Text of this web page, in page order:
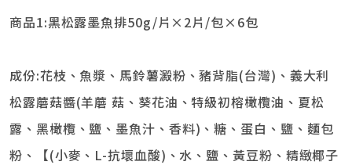
商品1:黑松露墨魚排50g/片×2片/包×6包
成份:花枝、魚漿、馬鈴薯澱粉、豬背脂(台灣)、義大利
松露蘑菇醬(羊蘑 菇、葵花油、特級初榕橄欖油、夏松
露、黑橄欖、鹽、墨魚汁、香料)、糖、蛋白、鹽、麵包
粉、【(小麥、L-抗壞血酸)、水、鹽、黃豆粉、精緻椰子